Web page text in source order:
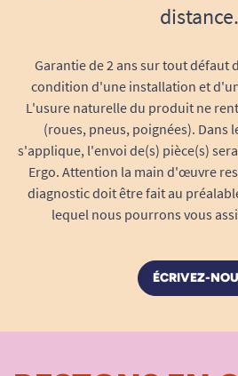
distance.
Garantie de 2 ans sur tout défaut
condition d'une installation et
L'usure naturelle du produit ne
(roues, pneus, poignées). Dans
s'applique, l'envoi de(s) pièce(s)
Ergo. Attention la main d'œuvre
diagnostic doit être fait au
lequel nous pourrons vous
ÉCRIVEZ-